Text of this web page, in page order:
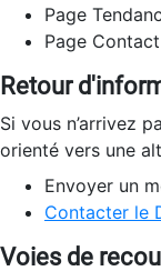
Page
Page Contact
Retour
Si vous n’arrivez
orienté vers une
Envoyer un
Contacter le
Voies de